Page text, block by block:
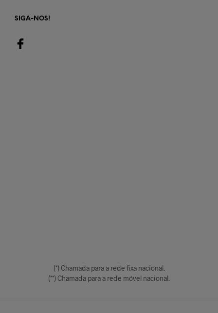
SIGA-NOS!
(*) Chamada para a rede fixa nacional.
(**) Chamada para a rede móvel nacional.